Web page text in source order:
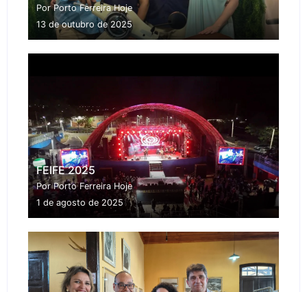
Por Porto Ferreira Hoje
13 de outubro de 2025
FEIFE 2025
Por Porto Ferreira Hoje
1 de agosto de 2025